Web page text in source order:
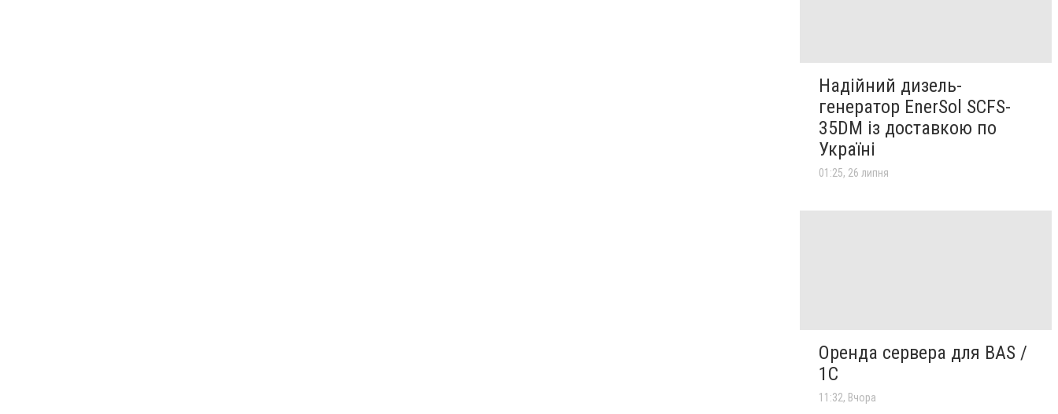
Надійний дизель-
генератор EnerSol SCFS-
35DM із доставкою по
Україні
01:25, 26 липня
Оренда сервера для BAS /
1C
11:32, Вчора